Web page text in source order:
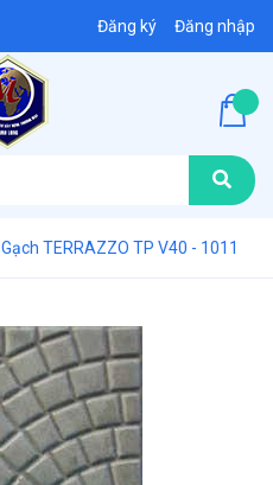
Đăng ký Đăng nhập
Gạch TERRAZZO TP V40 - 1011